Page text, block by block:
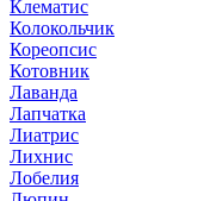
Клематис
Колокольчик
Кореопсис
Котовник
Лаванда
Лапчатка
Лиатрис
Лихнис
Лобелия